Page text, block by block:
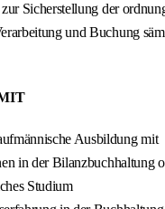
Sicherstellung der
und Buchung
Ausbildung mit
in der Bilanzbuchhaltung
Studium